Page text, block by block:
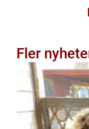
Fler